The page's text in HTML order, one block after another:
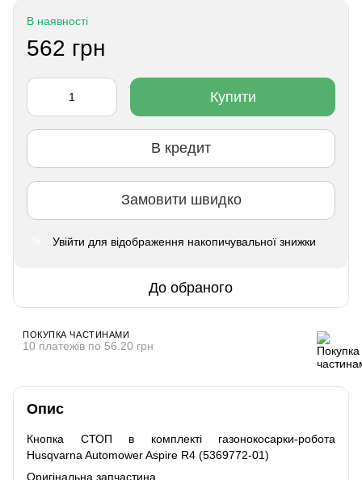
В наявності
562 грн
Купити
В кредит
Замовити швидко
Увійти для відображення накопичувальної знижки
До обраного
ПОКУПКА ЧАСТИНАМИ
10 платежів по 56.20 грн
Опис
Кнопка СТОП в комплекті газонокосарки-робота
Husqvarna Automower Aspire R4 (5369772-01)
Оригінальна запчастина